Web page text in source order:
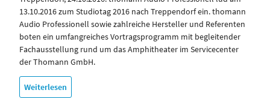
13.10.2016 zum Studiotag 2016 nach Treppendorf ein. thomann
Audio Professionell sowie zahlreiche Hersteller und Referenten
boten ein umfangreiches Vortragsprogramm mit begleitender
Fachausstellung rund um das Amphitheater im Servicecenter
der Thomann GmbH.
Weiterlesen